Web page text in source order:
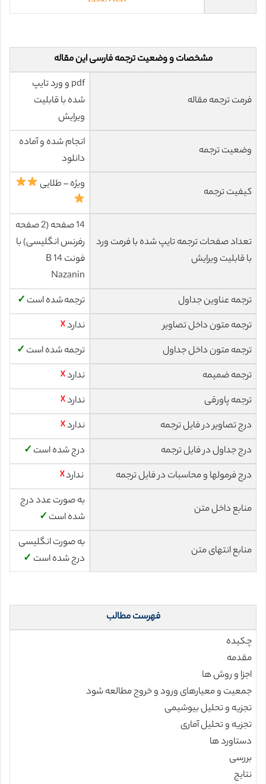
مشخصات و وضعیت ترجمه فارسی این مقاله
فرمت ترجمه مقاله
pdf و ورد تایپ
شده با قابلیت
ویرایش
وضعیت ترجمه
انجام شده و آماده
دانلود
کیفیت ترجمه
ویژه – طلایی
تعداد صفحات ترجمه تایپ شده با فرمت ورد
با قابلیت ویرایش
14 صفحه (2 صفحه
رفرنس انگلیسی) با
فونت 14 B
Nazanin
ترجمه عناوین جداول
ترجمه شده است ✓
ترجمه متون داخل تصاویر
ندارد☓
ترجمه متون داخل جداول
ترجمه شده است ✓
ترجمه ضمیمه
ندارد☓
ترجمه پاورقی
ندارد☓
درج تصاویر در فایل ترجمه
ندارد☓
درج جداول در فایل ترجمه
درج شده است ✓
درج فرمولها و محاسبات در فایل ترجمه
ندارد☓
منابع داخل متن
به صورت عدد درج
شده است ✓
منابع انتهای متن
به صورت انگلیسی
درج شده است ✓
فهرست مطالب
چکیده
مقدمه
اجزا و روش ها
جمعیت و معیارهای ورود و خروج مطالعه شود
تجزیه و تحلیل بیوشیمی
تجزیه و تحلیل آماری
دستاورد ها
بررسی
نتایج